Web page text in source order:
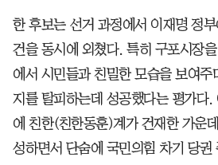
한 후보는 선거 과정에서 이재명 정
건을 동시에 외쳤다. 특히 구포시장
에서 시민들과 친밀한 모습을 보여주
지를 탈피하는데 성공했다는 평가다.
에 친한(친한동훈)계가 건재한 가운
성하면서 단숨에 국민의힘 차기 당권